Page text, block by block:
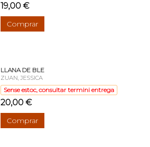
19,00 €
Comprar
LLANA DE BLE
ZUAN, JESSICA
Sense estoc, consultar termini entrega
20,00 €
Comprar